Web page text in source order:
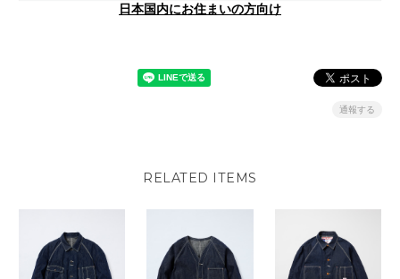
日本国内にお住まいの方向け
通報する
RELATED ITEMS